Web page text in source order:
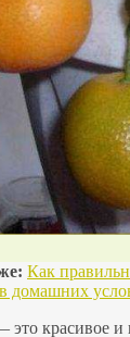
Как
домашних
это красивое и